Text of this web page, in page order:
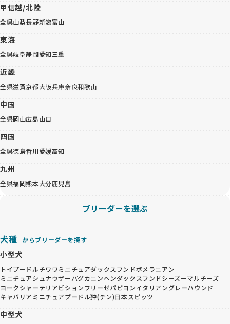
甲信越/北陸
全県山梨長野新潟富山
東海
全県岐阜静岡愛知三重
近畿
全県滋賀京都大阪兵庫奈良和歌山
中国
全県岡山広島山口
四国
全県徳島香川愛媛高知
九州
全県福岡熊本大分鹿児島
ブリーダーを選ぶ
犬種 からブリーダーを探す
小型犬
トイプードルチワワミニチュアダックスフンドポメラニアン
ミニチュアシュナウザーパグカニンヘンダックスフンドシーズーマルチーズ
ヨークシャーテリアビションフリーゼパピヨンイタリアングレーハウンド
キャバリア ミニチュアプードル狆(チン)日本スピッツ
中型犬